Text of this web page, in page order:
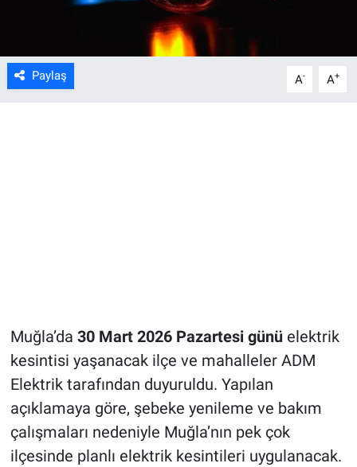
Paylaş A- A+
Muğla’da 30 Mart 2026 Pazartesi günüelektrik
kesintisi yaşanacak ilçe ve mahalleler ADM
Elektrik tarafından duyuruldu. Yapılan
açıklamaya göre, şebeke yenileme ve bakım
çalışmaları nedeniyle Muğla’nın pek çok
ilçesinde planlı elektrik kesintileri uygulanacak.